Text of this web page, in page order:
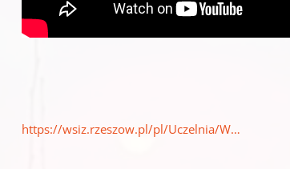
https://wsiz.rzeszow.pl/pl/Uczelnia/W…